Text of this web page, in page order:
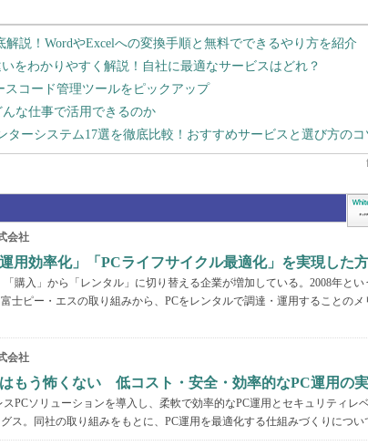
解説！WordやExcelへの変換手順と無料でできるやり方を紹介
いをわかりやすく解説！自社に最適なサービスはどれ？
スコード管理ツールをピックアップ
な仕事で活用できるのか
ターシステム17選を徹底比較！おすすめサービスと選び方の
会社
用効率化」「PCライフサイクル最適化」を実現した
購入」から「レンタル」に切り替える企業が増加している。2008年とい
士ピー・エスの取り組みから、PCをレンタルで調達・運用することのメ
会社
もう怖くない 低コスト・安全・効率的なPC運用の
PCソリューションを導入し、柔軟で効率的なPC運用とセキュリティレ
ス。同社の取り組みをもとに、PC運用を最適化する仕組みづくりについ